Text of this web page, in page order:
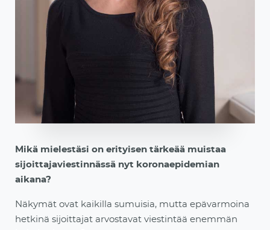
Mikä mielestäsi on erityisen tärkeää muistaa
sijoittajaviestinnässä nyt koronaepidemian
aikana?
Näkymät ovat kaikilla sumuisia, mutta epävarmoina
hetkinä sijoittajat arvostavat viestintää enemmän